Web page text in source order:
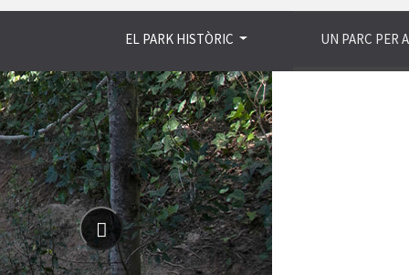
EL PARK HISTÒRIC UN PARC PER